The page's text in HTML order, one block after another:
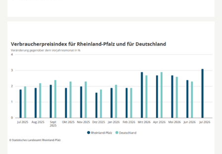
Inflation in Rheinland-Pfalz zieht im Juli deutlich